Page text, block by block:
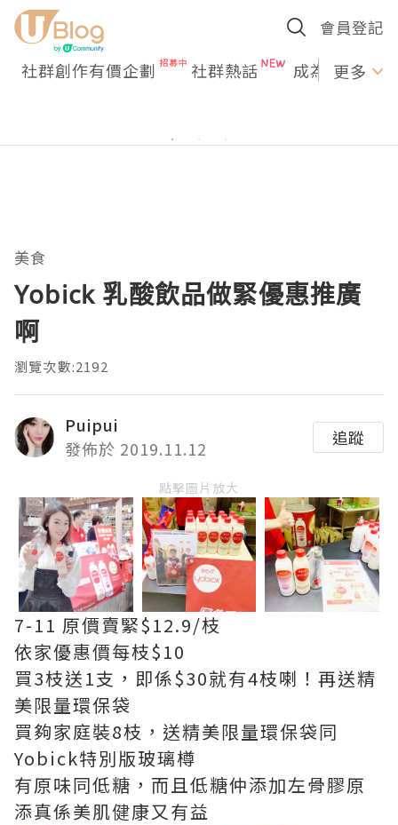
會員登記
社群創作有價企劃 社群熱話 成為U更多
美食
Yobick 乳酸飲品做緊優惠推廣
啊
瀏覽次數:2192
Puipui
發佈於 2019.11.12
追蹤
點擊圖片放大
7-11 原價賣緊$12.9/枝
依家優惠價每枝$10
買3枝送1支，即係$30就有4枝喇！再送精
美限量環保袋
買夠家庭裝8枝，送精美限量環保袋同
Yobick特別版玻璃樽
有原味同低糖，而且低糖仲添加左骨膠原
添真係美肌健康又有益